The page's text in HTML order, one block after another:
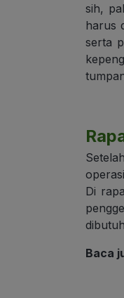
sih,
harus
serta
Di
Baca